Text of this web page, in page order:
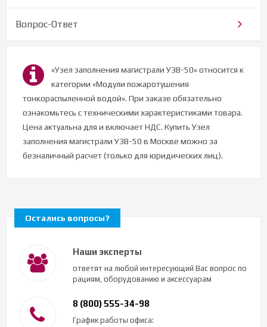
Вопрос-Ответ
«Узел заполнения магистрали УЗВ-50» относится к
категории «Модули пожаротушения
тонкораспыленной водой». При заказе обязательно
ознакомьтесь с техническими характеристиками товара.
Цена актуальна для и включает НДС. Купить Узел
заполнения магистрали УЗВ-50 в Москве можно за
безналичный расчет (только для юридических лиц).
Остались вопросы?
Наши эксперты
ответят на любой интересующий Вас вопрос по
рациям, оборудованию и аксессуарам
8 (800) 555-34-98
График работы офиса: